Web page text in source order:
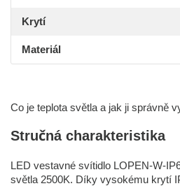
Krytí
Materiál
Co je teplota světla a jak ji správně
Stručná charakteristika
LED vestavné svítidlo LOPEN-W-
světla 2500K. Díky vysokému krytí